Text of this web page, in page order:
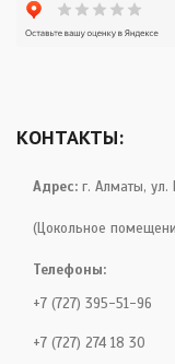
КОНТАКТЫ:
Адрес: г. Алматы, ул.
(Цокольное
Телефоны:
+7 (727) 395-51-96
+7 (727) 274 18 30